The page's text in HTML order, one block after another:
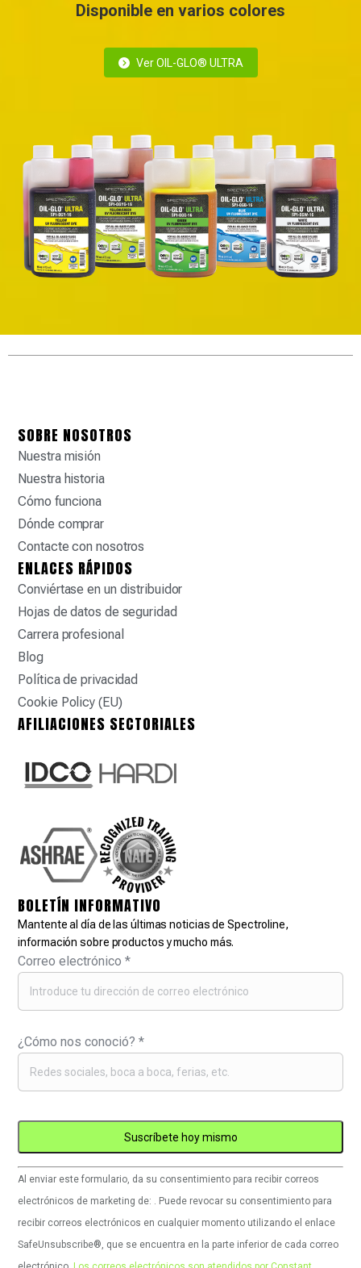
Disponible en varios colores
Ver OIL-GLO® ULTRA
SOBRE NOSOTROS
Nuestra misión
Nuestra historia
Cómo funciona
Dónde comprar
Contacte con nosotros
ENLACES RÁPIDOS
Conviértase en un distribuidor
Hojas de datos de seguridad
Carrera profesional
Blog
Política de privacidad
Cookie Policy (EU)
AFILIACIONES SECTORIALES
BOLETÍN INFORMATIVO
Mantente al día de las últimas noticias de Spectroline,
información sobre productos y mucho más.
Correo electrónico*
¿Cómo nos conoció?*
Uso
de
Constant
Contact.
Por
Al enviar este formulario, da su consentimiento para recibir correos
electrónicos de marketing de: . Puede revocar su consentimiento para
recibir correos electrónicos en cualquier momento utilizando el enlace
SafeUnsubscribe®, que se encuentra en la parte inferior de cada correo